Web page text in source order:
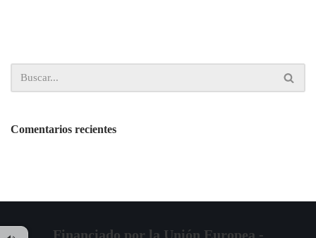
Comentarios recientes
Financiado por la Unión Europea -